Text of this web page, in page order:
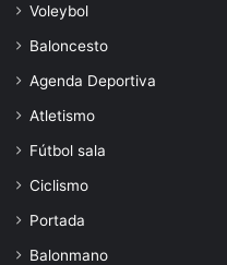
Voleybol
Baloncesto
Agenda Deportiva
Atletismo
Fútbol sala
Ciclismo
Portada
Balonmano